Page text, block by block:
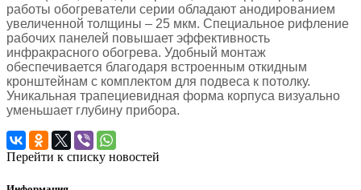
работы обогреватели серии обладают анодированием
увеличенной толщины – 25 мкм. Специальное рифление
рабочих панелей повышает эффективность
инфракрасного обогрева. Удобный монтаж
обеспечивается благодаря встроенным откидным
кронштейнам с комплектом для подвеса к потолку.
Уникальная трапециевидная форма корпуса визуально
уменьшает глубину прибора.
Перейти к списку новостей